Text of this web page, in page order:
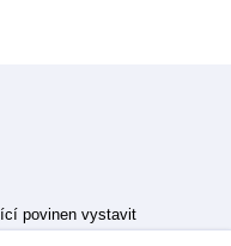
povinen vystavit